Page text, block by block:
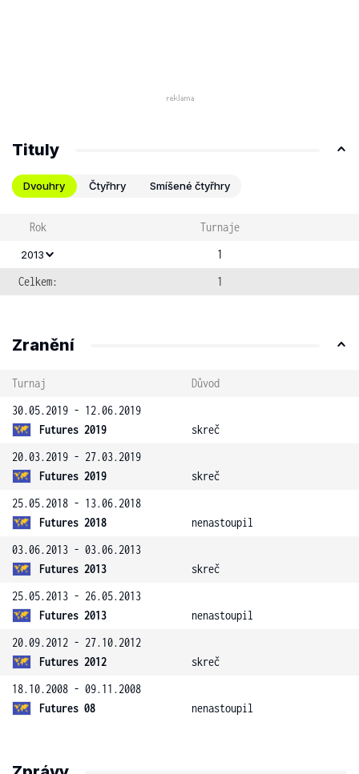
Tituly
Dvouhry Čtyřhry Smíšené čtyřhry
Rok Turnaje
2013
1
Celkem:
1
Zranění
Turnaj
Důvod
30.05.2019 - 12.06.2019
Futures 2019
skreč
20.03.2019 - 27.03.2019
Futures 2019
skreč
25.05.2018 - 13.06.2018
Futures 2018
nenastoupil
03.06.2013 - 03.06.2013
Futures 2013
skreč
25.05.2013 - 26.05.2013
Futures 2013
nenastoupil
20.09.2012 - 27.10.2012
Futures 2012
skreč
18.10.2008 - 09.11.2008
Futures 08
nenastoupil